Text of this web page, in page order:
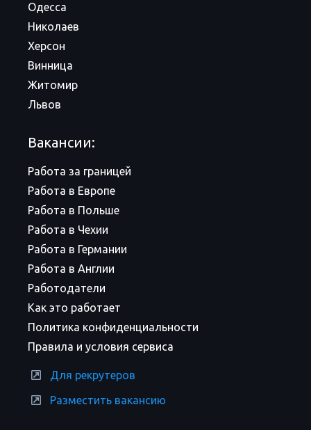
Одесса
Николаев
Херсон
Винница
Житомир
Львов
Вакансии:
Работа за границей
Работа в Европе
Работа в Польше
Работа в Чехии
Работа в Германии
Работа в Англии
Работодатели
Как это работает
Политика конфиденциальности
Правила и условия сервиса
Для рекрутеров
Разместить вакансию